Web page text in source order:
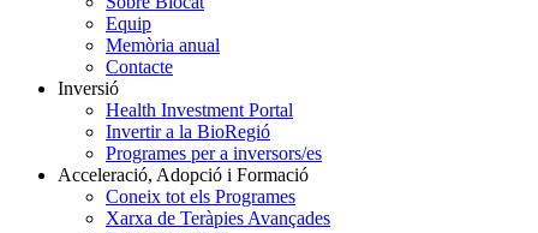
Equip
Memòria anual
Contacte
Inversió
Health Investment Portal
Invertir a la BioRegió
Programes per a inversors/es
Acceleració, Adopció i Formació
Coneix tot els Programes
Xarxa de Teràpies Avançades